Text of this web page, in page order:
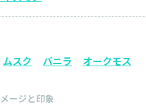
ムスク バニラ オークモス
ージと印象